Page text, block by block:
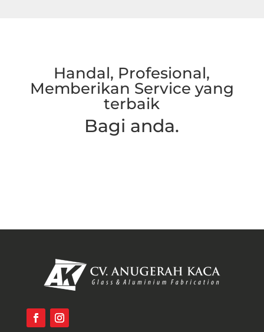
Handal, Profesional,
Memberikan Service yang
terbaik
Bagi anda.